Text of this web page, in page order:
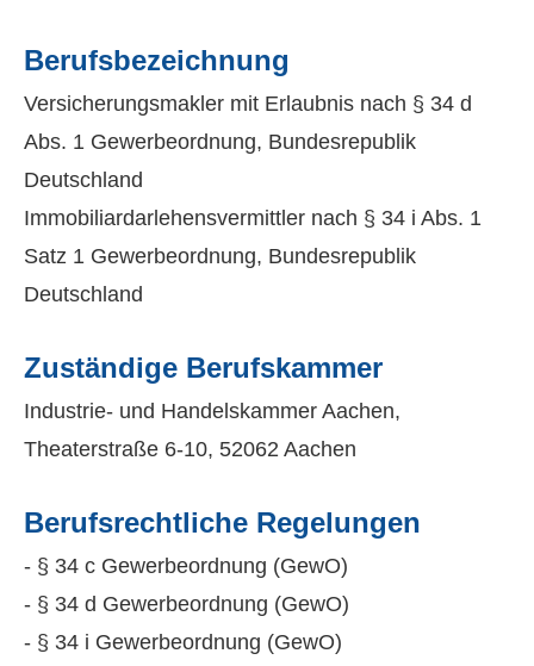
Berufsbezeichnung
Ver­sicherungs­makler mit Erlaubnis nach § 34 d
Abs. 1 Gewerbeordnung, Bundesrepublik
Deutschland
Immobiliardarlehensvermittler nach § 34 i Abs. 1
Satz 1 Gewerbeordnung, Bundesrepublik
Deutschland
Zuständige Berufskammer
Industrie- und Handelskammer Aachen,
Theaterstraße 6-10, 52062 Aachen
Berufsrechtliche Regelungen
- § 34 c Gewerbeordnung (GewO)
- § 34 d Gewerbeordnung (GewO)
- § 34 i Gewerbeordnung (GewO)